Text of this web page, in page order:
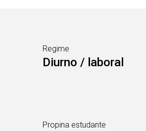
Regime
Diurno / laboral
Propina estudante